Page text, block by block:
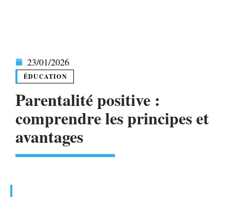
23/01/2026
ÉDUCATION
Parentalité positive :
comprendre les principes et
avantages